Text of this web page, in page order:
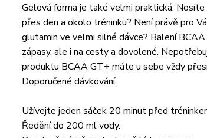
Gelová forma je také velmi praktická.
přes den a okolo tréninku? Není právě pro
glutamin ve velmi silné dávce? Balení
zápasy, ale i na cesty a dovolené.
produktu BCAA GT+ máte u sebe vždy
Doporučené dávkování:
Užívejte jeden sáček 20 minut před
Ředění do 200 ml vody.